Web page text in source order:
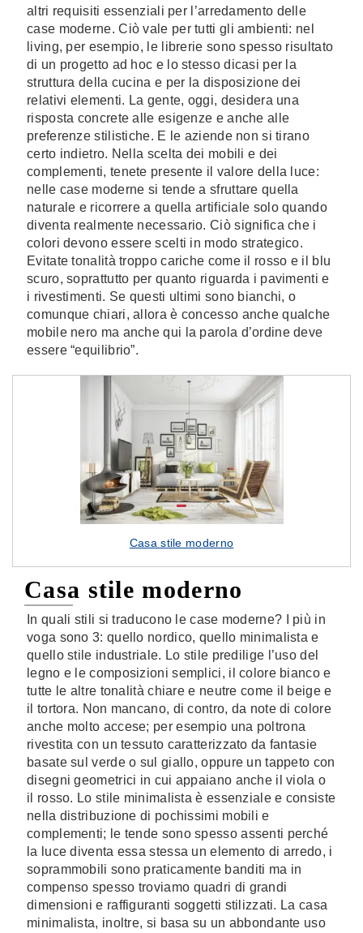
altri requisiti essenziali per l’arredamento delle
case moderne. Ciò vale per tutti gli ambienti: nel
living, per esempio, le librerie sono spesso risultato
di un progetto ad hoc e lo stesso dicasi per la
struttura della cucina e per la disposizione dei
relativi elementi. La gente, oggi, desidera una
risposta concrete alle esigenze e anche alle
preferenze stilistiche. E le aziende non si tirano
certo indietro. Nella scelta dei mobili e dei
complementi, tenete presente il valore della luce:
nelle case moderne si tende a sfruttare quella
naturale e ricorrere a quella artificiale solo quando
diventa realmente necessario. Ciò significa che i
colori devono essere scelti in modo strategico.
Evitate tonalità troppo cariche come il rosso e il blu
scuro, soprattutto per quanto riguarda i pavimenti e
i rivestimenti. Se questi ultimi sono bianchi, o
comunque chiari, allora è concesso anche qualche
mobile nero ma anche qui la parola d’ordine deve
essere “equilibrio”.
Casa stile moderno
Casa stile moderno
In quali stili si traducono le case moderne? I più in
voga sono 3: quello nordico, quello minimalista e
quello stile industriale. Lo stile predilige l’uso del
legno e le composizioni semplici, il colore bianco e
tutte le altre tonalità chiare e neutre come il beige e
il tortora. Non mancano, di contro, da note di colore
anche molto accese; per esempio una poltrona
rivestita con un tessuto caratterizzato da fantasie
basate sul verde o sul giallo, oppure un tappeto con
disegni geometrici in cui appaiano anche il viola o
il rosso. Lo stile minimalista è essenziale e consiste
nella distribuzione di pochissimi mobili e
complementi; le tende sono spesso assenti perché
la luce diventa essa stessa un elemento di arredo, i
soprammobili sono praticamente banditi ma in
compenso spesso troviamo quadri di grandi
dimensioni e raffiguranti soggetti stilizzati. La casa
minimalista, inoltre, si basa su un abbondante uso